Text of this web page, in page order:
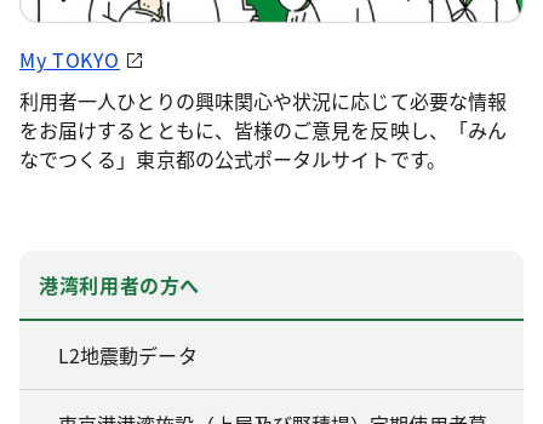
My TOKYO
利用者一人ひとりの興味関心や状況に応じて必要な情報
をお届けするとともに、皆様のご意見を反映し、「みん
なでつくる」東京都の公式ポータルサイトです。
港湾利用者の方へ
L2地震動データ